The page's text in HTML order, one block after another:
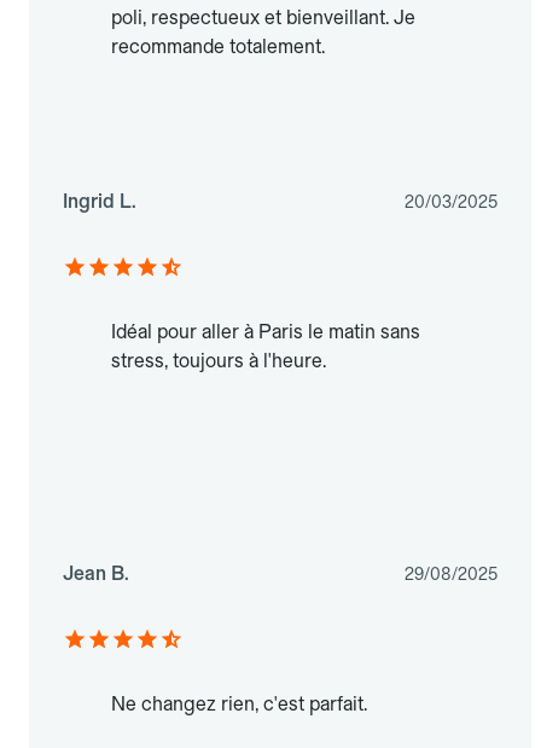
poli, respectueux et bienveillant. Je
recommande totalement.
Ingrid L. 20/03/2025
Idéal pour aller à Paris le matin sans
stress, toujours à l'heure.
Jean B. 29/08/2025
Ne changez rien, c'est parfait.